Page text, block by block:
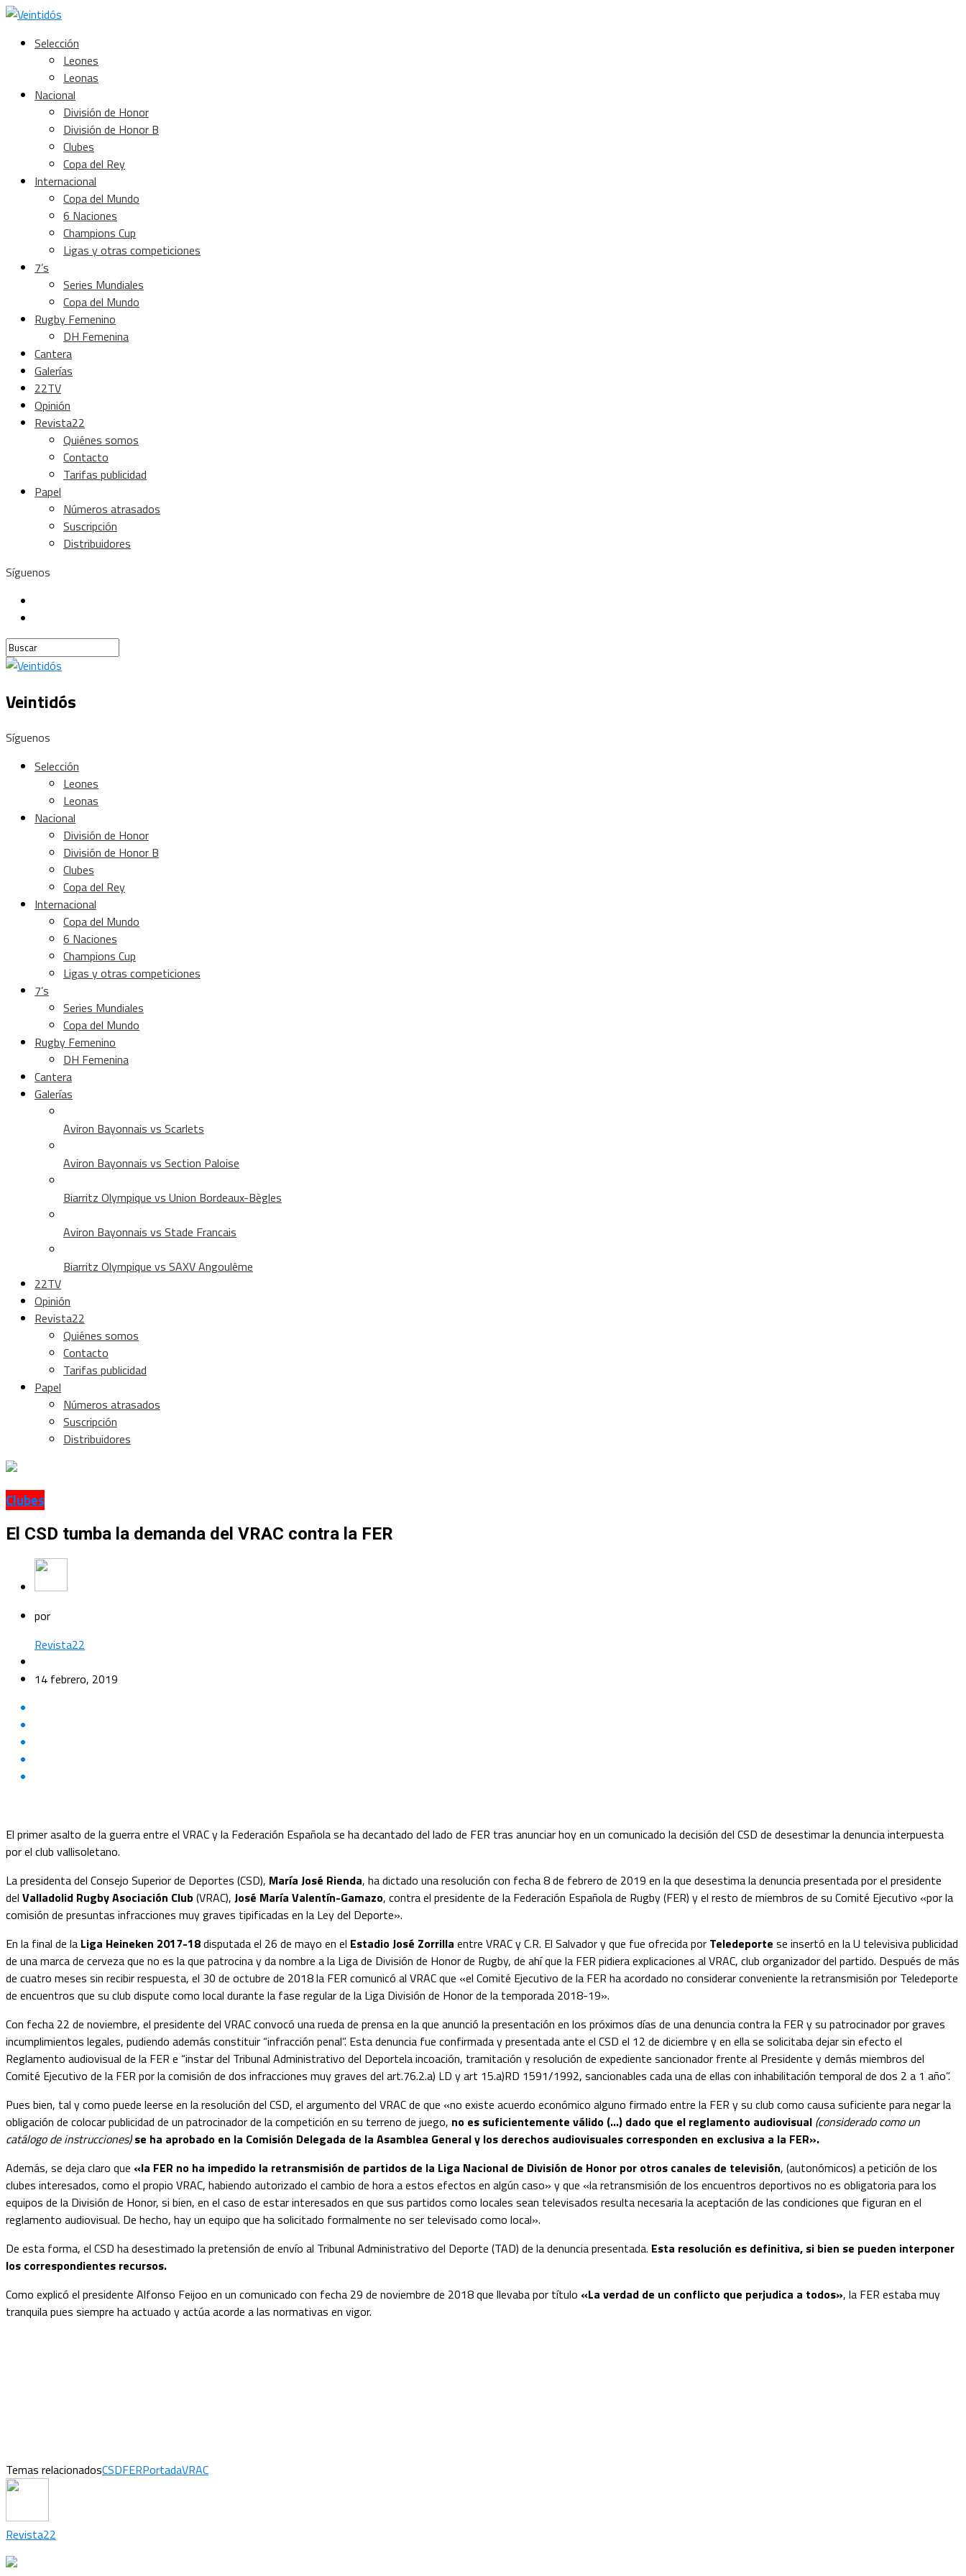
Selección
Leones
Leonas
Nacional
División de Honor
División de Honor B
Clubes
Copa del Rey
Internacional
Copa del Mundo
6 Naciones
Champions Cup
Ligas y otras competiciones
7’s
Series Mundiales
Copa del Mundo
Rugby Femenino
DH Femenina
Cantera
Galerías
22TV
Opinión
Revista22
Quiénes somos
Contacto
Tarifas publicidad
Papel
Números atrasados
Suscripción
Distribuidores
Síguenos
Veintidós
Síguenos
Selección
Leones
Leonas
Nacional
División de Honor
División de Honor B
Clubes
Copa del Rey
Internacional
Copa del Mundo
6 Naciones
Champions Cup
Ligas y otras competiciones
7’s
Series Mundiales
Copa del Mundo
Rugby Femenino
DH Femenina
Cantera
Galerías
Aviron Bayonnais vs Scarlets
Aviron Bayonnais vs Section Paloise
Biarritz Olympique vs Union Bordeaux-Bègles
Aviron Bayonnais vs Stade Francais
Biarritz Olympique vs SAXV Angoulême
22TV
Opinión
Revista22
Quiénes somos
Contacto
Tarifas publicidad
Papel
Números atrasados
Suscripción
Distribuidores
Clubes
El CSD tumba la demanda del VRAC contra la FER
por
Revista22
14 febrero, 2019
El primer asalto de la guerra entre el VRAC y la Federación Española se ha decantado del lado de FER tras anunciar hoy en un comunicado la decisión del CSD de desestimar la denuncia interpuesta
por el club vallisoletano.
La presidenta del Consejo Superior de Deportes (CSD), María José Rienda, ha dictado una resolución con fecha 8 de febrero de 2019 en la que desestima la denuncia presentada por el presidente
del Valladolid Rugby Asociación Club(VRAC), José María Valentín-Gamazo, contra el presidente de la Federación Española de Rugby (FER) y el resto de miembros de su Comité Ejecutivo «por la
comisión de presuntas infracciones muy graves tipificadas en la Ley del Deporte».
En la final de la Liga Heineken 2017-18disputada el 26 de mayo en el Estadio José Zorrilla entre VRAC y C.R. El Salvador y que fue ofrecida por Teledeporte se insertó en la U televisiva publicidad
de una marca de cerveza que no es la que patrocina y da nombre a la Liga de División de Honor de Rugby, de ahí que la FER pidiera explicaciones al VRAC, club organizador del partido. Después de más
de cuatro meses sin recibir respuesta, el 30 de octubre de 2018 la FER comunicó al VRAC que «el Comité Ejecutivo de la FER ha acordado no considerar conveniente la retransmisión por Teledeporte
de encuentros que su club dispute como local durante la fase regular de la Liga División de Honor de la temporada 2018-19».
Con fecha 22 de noviembre, el presidente del VRAC convocó una rueda de prensa en la que anunció la presentación en los próximos días de una denuncia contra la FER y su patrocinador por graves
incumplimientos legales, pudiendo además constituir “infracción penal”. Esta denuncia fue confirmada y presentada ante el CSD el 12 de diciembre y en ella se solicitaba dejar sin efecto el
Reglamento audiovisual de la FER e “instar del Tribunal Administrativo del Deportela incoación, tramitación y resolución de expediente sancionador frente al Presidente y demás miembros del
Comité Ejecutivo de la FER por la comisión de dos infracciones muy graves del art.76.2.a) LD y art 15.a)RD 1591/1992, sancionables cada una de ellas con inhabilitación temporal de dos 2 a 1 año”.
Pues bien, tal y como puede leerse en la resolución del CSD, el argumento del VRAC de que «no existe acuerdo económico alguno firmado entre la FER y su club como causa suficiente para negar la
obligación de colocar publicidad de un patrocinador de la competición en su terreno de juego, no es suficientemente válido (…) dado que el reglamento audiovisual (considerado como un
catálogo de instrucciones)se ha aprobado en la Comisión Delegada de la Asamblea General y los derechos audiovisuales corresponden en exclusiva a la FER».
Además, se deja claro que «la FER no ha impedido la retransmisión de partidos de la Liga Nacional de División de Honor por otros canales de televisión, (autonómicos) a petición de los
clubes interesados, como el propio VRAC, habiendo autorizado el cambio de hora a estos efectos en algún caso» y que «la retransmisión de los encuentros deportivos no es obligatoria para los
equipos de la División de Honor, si bien, en el caso de estar interesados en que sus partidos como locales sean televisados resulta necesaria la aceptación de las condiciones que figuran en el
reglamento audiovisual. De hecho, hay un equipo que ha solicitado formalmente no ser televisado como local».
De esta forma, el CSD ha desestimado la pretensión de envío al Tribunal Administrativo del Deporte (TAD) de la denuncia presentada. Esta resolución es definitiva, si bien se pueden interponer
los correspondientes recursos.
Como explicó el presidente Alfonso Feijoo en un comunicado con fecha 29 de noviembre de 2018 que llevaba por título «La verdad de un conflicto que perjudica a todos», la FER estaba muy
tranquila pues siempre ha actuado y actúa acorde a las normativas en vigor.
Temas relacionadosCSDFERPortadaVRAC
Revista22